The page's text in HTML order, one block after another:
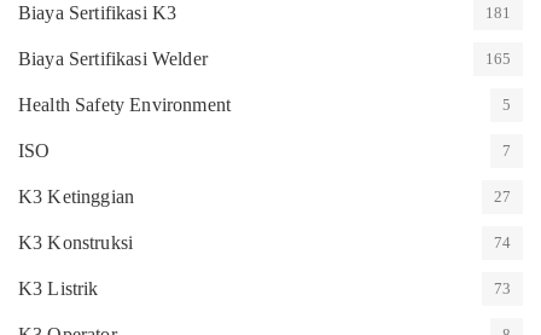
Biaya Sertifikasi K3 181
Biaya Sertifikasi Welder 165
Health Safety Environment 5
ISO 7
K3 Ketinggian 27
K3 Konstruksi 74
K3 Listrik 73